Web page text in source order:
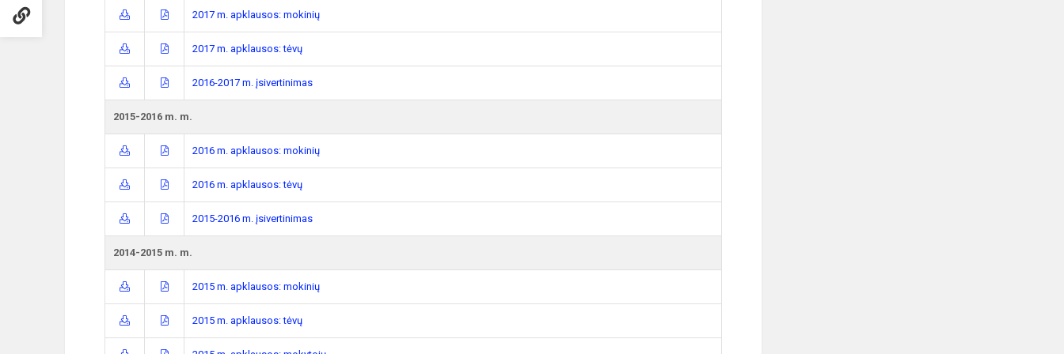
2017 m. apklausos: mokinių
2017 m. apklausos: tėvų
2016-2017 m. įsivertinimas
2015-2016 m. m.
2016 m. apklausos: mokinių
2016 m. apklausos: tėvų
2015-2016 m. įsivertinimas
2014-2015 m. m.
2015 m. apklausos: mokinių
2015 m. apklausos: tėvų